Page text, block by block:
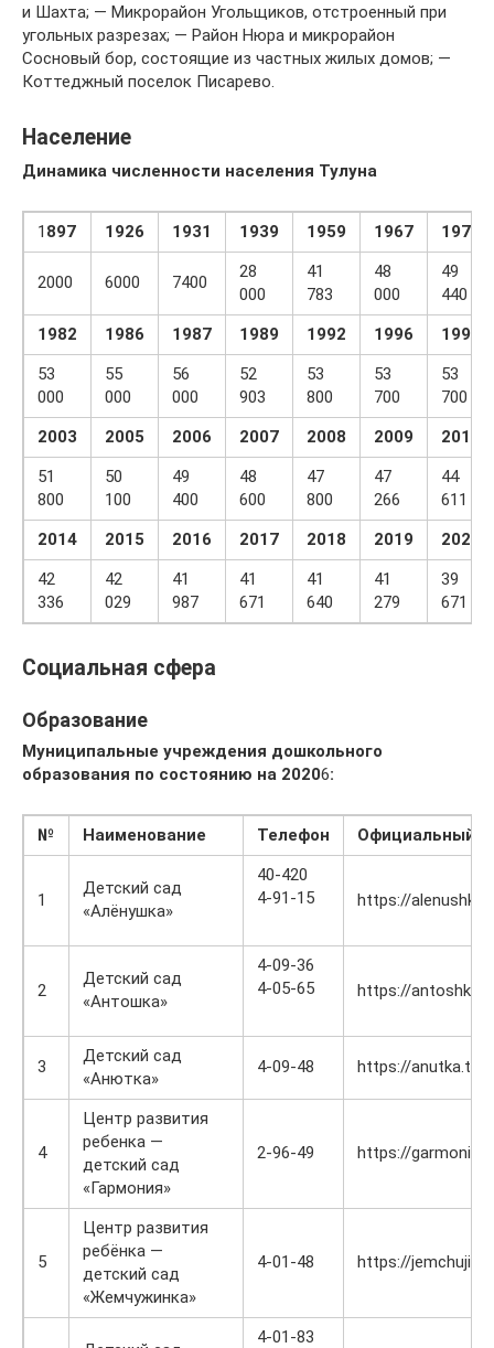
и Шахта; — Микрорайон Угольщиков, отстроенный при
угольных разрезах; — Район Нюра и микрорайон
Сосновый бор, состоящие из частных жилых домов; —
Коттеджный поселок Писарево.
Население
Динамика численности населения Тулуна
1 897 1926 1931 1939 1959 1967 1970
2000 6000 7400
28
000
41
783
48
000
49
440
1982
1986 1987 1989 1992 1996
1998
53
000
55
000
56
000
52
903
53
800
53
700
53
700
2003
2005 2006 2007 2008 2009
2010
51
800
50
100
49
400
48
600
47
800
47
266
44
611
2014
2015 2016 2017 2018 2019
2020
42
336
42
029
41
987
41
671
41
640
41
279
39
671
Социальная сфера
Образование
Муниципальные учреждения дошкольного
образования по состоянию на 20206:
№ Наименование Телефон Официальный
1
Детский сад
«Алёнушка»
40-420
4-91-15
https://
2
Детский сад
«Антошка»
4-09-36
4-05-65
https://
3
Детский сад
«Анютка»
4-09-48 https://
4
Центр развития
ребенка —
детский сад
«Гармония»
2-96-49 https://
5
Центр развития
ребёнка —
детский сад
«Жемчужинка»
4-01-48 https://
4-01-83